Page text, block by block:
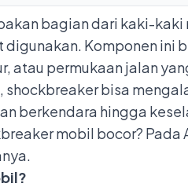
bagian dari kaki-
Komponen
atau permukaan jalan
shockbreaker bisa
berkendara hingga
mobil bocor?